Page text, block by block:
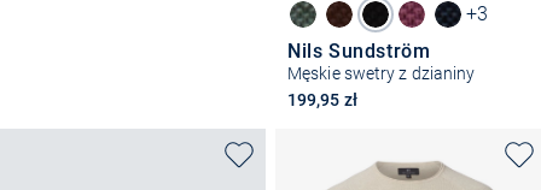
+3
Nils Sundström
Męskie swetry z dzianiny
199,95 zł